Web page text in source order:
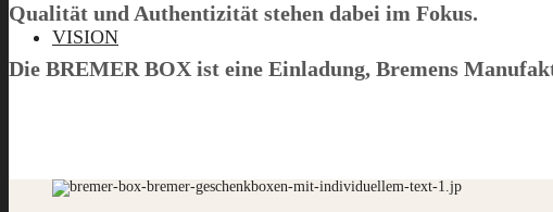
VISION
Qualität und Authentizität stehen dabei im Fokus.
Die BREMER BOX ist eine Einladung, Bremens